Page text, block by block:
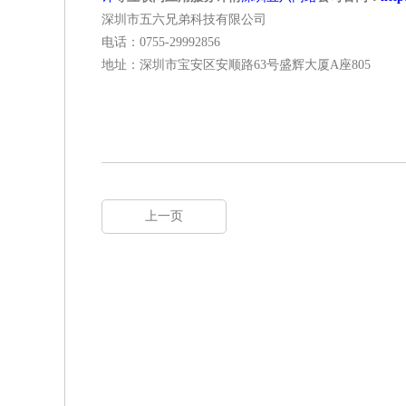
深圳市五六兄弟科技有限公司
电话：0755-29992856
地址：深圳市宝安区安顺路63号盛辉大厦A座805
上一页